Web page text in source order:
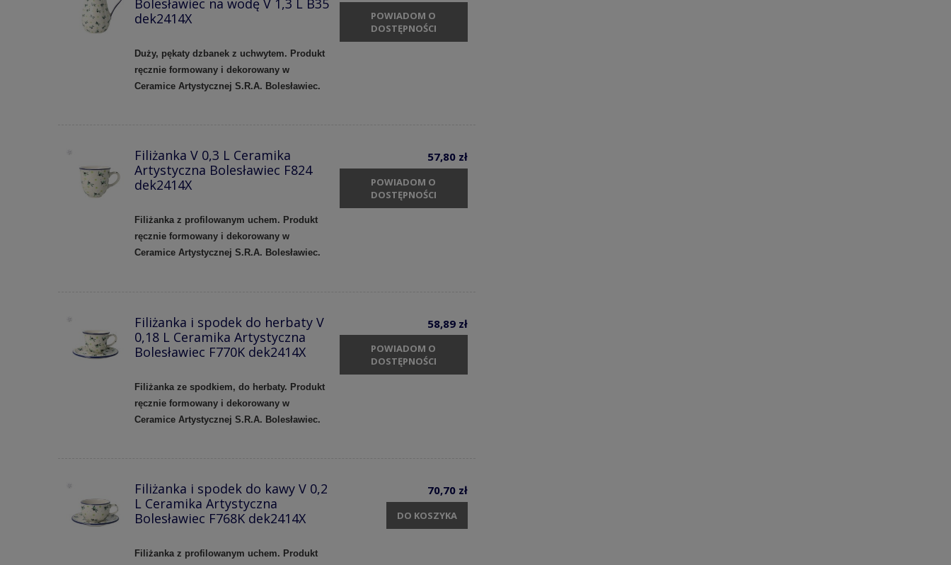
Bolesławiec na wodę V 1,3 L B35
dek2414X
Duży, pękaty dzbanek z uchwytem. Produkt
ręcznie formowany i dekorowany w
Ceramice Artystycznej S.R.A. Bolesławiec.
POWIADOM O
DOSTĘPNOŚCI
Filiżanka V 0,3 L Ceramika
Artystyczna Bolesławiec F824
dek2414X
Filiżanka z profilowanym uchem. Produkt
ręcznie formowany i dekorowany w
Ceramice Artystycznej S.R.A. Bolesławiec.
57,80 zł
POWIADOM O
DOSTĘPNOŚCI
Filiżanka i spodek do herbaty V
0,18 L Ceramika Artystyczna
Bolesławiec F770K dek2414X
Filiżanka ze spodkiem, do herbaty. Produkt
ręcznie formowany i dekorowany w
Ceramice Artystycznej S.R.A. Bolesławiec.
58,89 zł
POWIADOM O
DOSTĘPNOŚCI
Filiżanka i spodek do kawy V 0,2
L Ceramika Artystyczna
Bolesławiec F768K dek2414X
Filiżanka z profilowanym uchem. Produkt
70,70 zł
DO KOSZYKA